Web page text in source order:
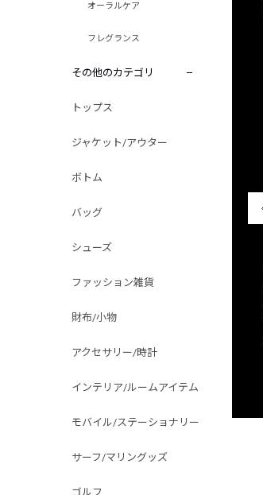
オーラルケア
フレグランス
その他のカテゴリ
トップス
ジャケット/アウター
ボトム
バッグ
シューズ
ファッション雑貨
財布/小物
アクセサリー/時計
インテリア/ルームアイテム
モバイル/ステーショナリー
サーフ/マリングッズ
ゴルフ
THE DUFFER OF ST.GEORGE
プリントTシャツ